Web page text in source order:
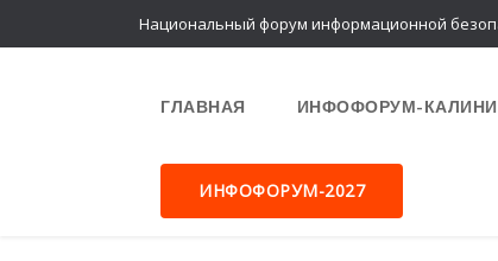
Национальный форум информационной
ГЛАВНАЯ ИНФОФОРУМ-
ИНФОФОРУМ-2027